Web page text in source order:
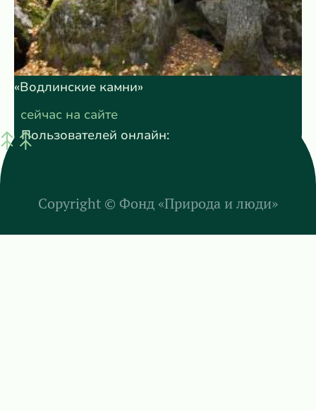
«Водлинские камни»
сейчас на сайте
Пользователей онлайн:
Copyright © Фонд «Природа и люди»